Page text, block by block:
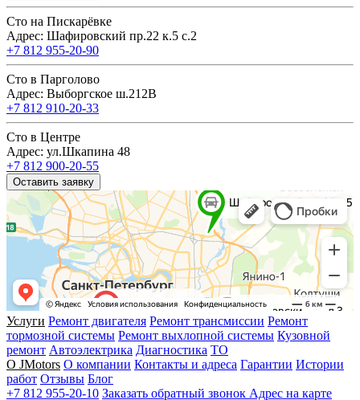
Сто на Пискарёвке
Адрес: Шафировский пр.22 к.5 с.2
+7 812 955-20-90
Сто в Парголово
Адрес: Выборгское ш.212В
+7 812 910-20-33
Сто в Центре
Адрес: ул.Шкапина 48
+7 812 900-20-55
Оставить заявку
Услуги Ремонт двигателя Ремонт трансмиссии Ремонт
тормозной системы Ремонт выхлопной системы Кузовной
ремонт Автоэлектрика Диагностика ТО
О JMotors О компании Контакты и адреса Гарантии Истории
работ Отзывы Блог
+7 812 955-20-10 Заказать обратный звонок Адрес на карте